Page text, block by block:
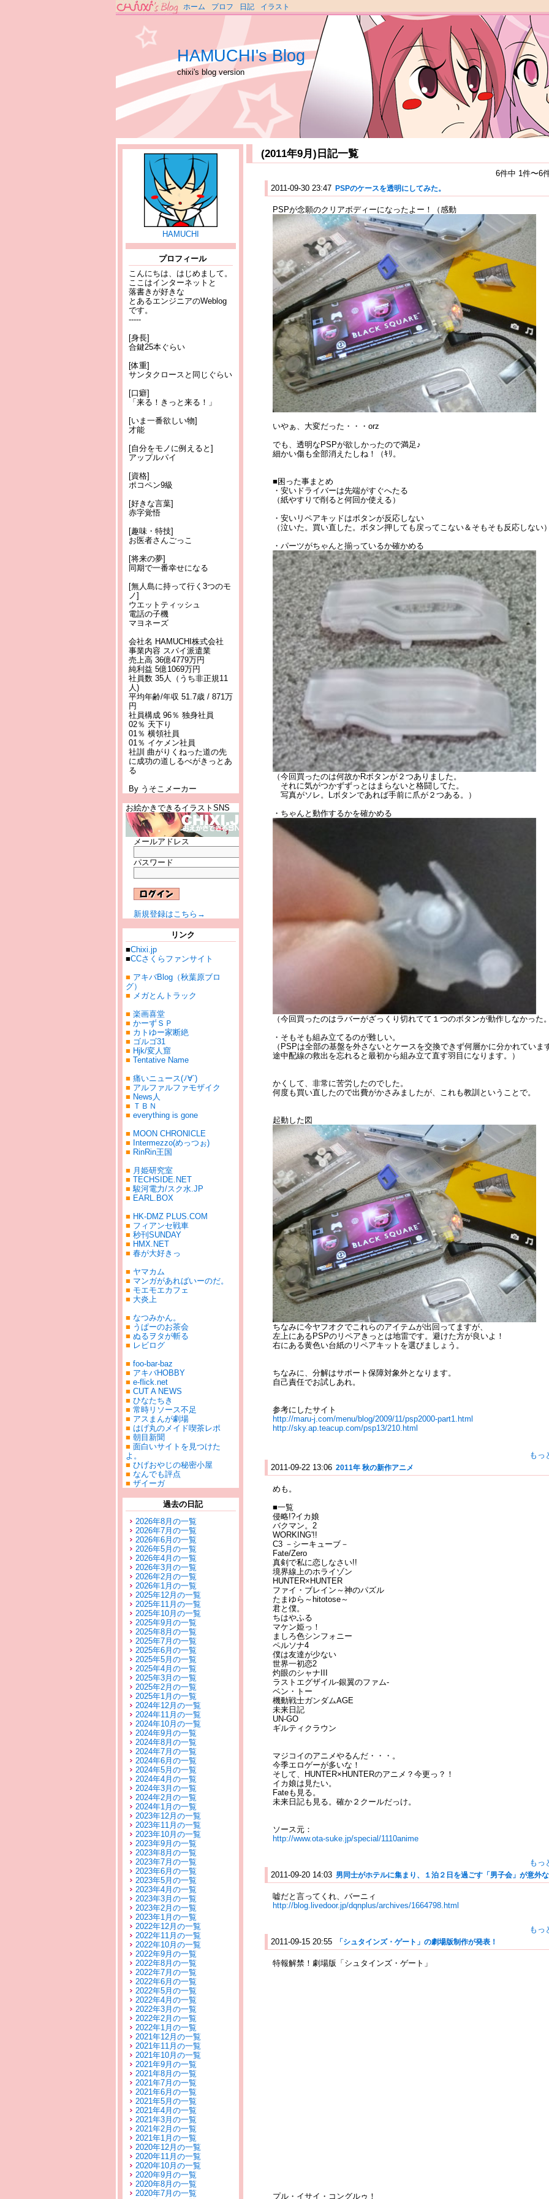
ホーム プロフ 日記 イラスト
HAMUCHI's Blog
chixi's blog version
HAMUCHI
プロフィール
こんにちは、はじめまして。
ここはインターネットと
落書きが好きな
とあるエンジニアのWeblog
です。
-----
[身長]
合鍵25本ぐらい
[体重]
サンタクロースと同じぐらい
[口癖]
「来る！きっと来る！」
[いま一番欲しい物]
才能
[自分をモノに例えると]
アップルパイ
[資格]
ポコペン9級
[好きな言葉]
赤字覚悟
[趣味・特技]
お医者さんごっこ
[将来の夢]
同期で一番幸せになる
[無人島に持って行く3つのモ
ノ]
ウエットティッシュ
電話の子機
マヨネーズ
会社名 HAMUCHI株式会社
事業内容 スパイ派遣業
売上高 36億4779万円
純利益 5億1069万円
社員数 35人（うち非正規11
人)
平均年齢/年収 51.7歳 / 871万
円
社員構成 96％ 独身社員
02％ 天下り
01％ 横領社員
01％ イケメン社員
社訓 曲がりくねった道の先
に成功の道しるべがきっとあ
る
By うそこメーカー
お絵かきできるイラストSNS
メールアドレス
パスワード
新規登録はこちら→
リンク
■Chixi.jp
■CCさくらファンサイト
■ アキバBlog（秋葉原ブロ
グ）
■ メガとんトラック
■ 楽画喜堂
■ かーずＳＰ
■ カトゆー家断絶
■ ゴルゴ31
■ Hjk/変人窟
■ Tentative Name
■ 痛いニュース(ﾉ∀`)
■ アルファルファモザイク
■ News人
■ ＴＢＮ
■ everything is gone
■ MOON CHRONICLE
■ Intermezzo(めっつぉ)
■ RinRin王国
■ 月姫研究室
■ TECHSIDE.NET
■駿河電力/スク水.JP
■ EARL.BOX
■ HK-DMZ PLUS.COM
■ フィアンセ戦車
■ 秒刊SUNDAY
■ HMX.NET
■ 春が大好きっ
■ ヤマカム
■ マンガがあればいーのだ。
■ モエモエカフェ
■ 大炎上
■ なつみかん。
■ うぱーのお茶会
■ ぬるヲタが斬る
■ レビログ
■ foo-bar-baz
■ アキバHOBBY
■ e-flick.net
■ CUT A NEWS
■ ひなたちき
■ 常時リソース不足
■ アスまんが劇場
■ はげ丸のメイド喫茶レポ
■ 朝目新聞
■ 面白いサイトを見つけた
よ。
■ ひげおやじの秘密小屋
■ なんでも評点
■ ザイーガ
過去の日記
2026年8月の一覧
2026年7月の一覧
2026年6月の一覧
2026年5月の一覧
2026年4月の一覧
2026年3月の一覧
2026年2月の一覧
2026年1月の一覧
2025年12月の一覧
2025年11月の一覧
2025年10月の一覧
2025年9月の一覧
2025年8月の一覧
2025年7月の一覧
2025年6月の一覧
2025年5月の一覧
2025年4月の一覧
2025年3月の一覧
2025年2月の一覧
2025年1月の一覧
2024年12月の一覧
2024年11月の一覧
2024年10月の一覧
2024年9月の一覧
2024年8月の一覧
2024年7月の一覧
2024年6月の一覧
2024年5月の一覧
2024年4月の一覧
2024年3月の一覧
2024年2月の一覧
2024年1月の一覧
2023年12月の一覧
2023年11月の一覧
2023年10月の一覧
2023年9月の一覧
2023年8月の一覧
2023年7月の一覧
2023年6月の一覧
2023年5月の一覧
2023年4月の一覧
2023年3月の一覧
2023年2月の一覧
2023年1月の一覧
2022年12月の一覧
2022年11月の一覧
2022年10月の一覧
2022年9月の一覧
2022年8月の一覧
2022年7月の一覧
2022年6月の一覧
2022年5月の一覧
2022年4月の一覧
2022年3月の一覧
2022年2月の一覧
2022年1月の一覧
2021年12月の一覧
2021年11月の一覧
2021年10月の一覧
2021年9月の一覧
2021年8月の一覧
2021年7月の一覧
2021年6月の一覧
2021年5月の一覧
2021年4月の一覧
2021年3月の一覧
2021年2月の一覧
2021年1月の一覧
2020年12月の一覧
2020年11月の一覧
2020年10月の一覧
2020年9月の一覧
2020年8月の一覧
2020年7月の一覧
(2011年9月)日記一覧
6件中 1件〜6
2011-09-30 23:47 PSPのケースを透明にしてみた。
PSPが念願のクリアボディーになったよー！（感動
いやぁ、大変だった・・・orz
でも、透明なPSPが欲しかったので満足♪
細かい傷も全部消えたしね！（ｷﾘ。
■困った事まとめ
・安いドライバーは先端がすぐへたる
（紙やすりで削ると何回か使える）
・安いリペアキッドはボタンが反応しない
（泣いた。買い直した。ボタン押しても戻ってこない＆そもそも反応しない
・パーツがちゃんと揃っているか確かめる
（今回買ったのは何故かRボタンが２つありました。
それに気がつかずずっとはまらないと格闘してた。
写真がソレ。Lボタンであれば手前に爪が２つある。）
・ちゃんと動作するかを確かめる
（今回買ったのはラバーがざっくり切れてて１つのボタンが動作しなかった
・そもそも組み立てるのが難しい。
（PSPは全部の基盤を外さないとケースを交換できず何層かに分かれていま
途中配線の救出を忘れると最初から組み立て直す羽目になります。）
かくして、非常に苦労したのでした。
何度も買い直したので出費がかさみましたが、これも教訓ということで。
起動した図
ちなみに今ヤフオクでこれらのアイテムが出回ってますが、
左上にあるPSPのリペアきっとは地雷です。避けた方が良いよ！
右にある黄色い台紙のリペアキットを選びましょう。
ちなみに、分解はサポート保障対象外となります。
自己責任でお試しあれ。
参考にしたサイト
http://maru-j.com/menu/blog/2009/11/psp2000-part1.html
http://sky.ap.teacup.com/psp13/210.html
も
2011-09-22 13:06 2011年 秋の新作アニメ
めも。
■一覧
侵略!?イカ娘
バクマン。2
WORKING'!!
C3 －シーキューブ－
Fate/Zero
真剣で私に恋しなさい!!
境界線上のホライゾン
HUNTER×HUNTER
ファイ・ブレイン～神のパズル
たまゆら～hitotose～
君と僕。
ちはやふる
マケン姫っ！
ましろ色シンフォニー
ペルソナ4
僕は友達が少ない
世界一初恋2
灼眼のシャナIII
ラストエグザイル-銀翼のファム-
ベン・トー
機動戦士ガンダムAGE
未来日記
UN-GO
ギルティクラウン
マジコイのアニメやるんだ・・・。
今季エロゲーが多いな！
そして、HUNTER×HUNTERのアニメ？今更っ？！
イカ娘は見たい。
Fateも見る。
未来日記も見る。確か２クールだっけ。
ソース元：
http://www.ota-suke.jp/special/1110anime
も
2011-09-20 14:03 男同士がホテルに集まり、１泊２日を過ごす「男子会」が意外
嘘だと言ってくれ、バーニィ
http://blog.livedoor.jp/dqnplus/archives/1664798.html
も
2011-09-15 20:55
「シュタインズ・ゲート」の劇場版制作が発表！
特報解禁！劇場版「シュタインズ・ゲート」
プル・イサイ・コングルゥ！